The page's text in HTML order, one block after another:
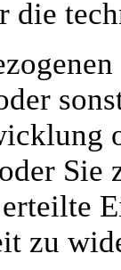
die
Sie
erteilte
zu